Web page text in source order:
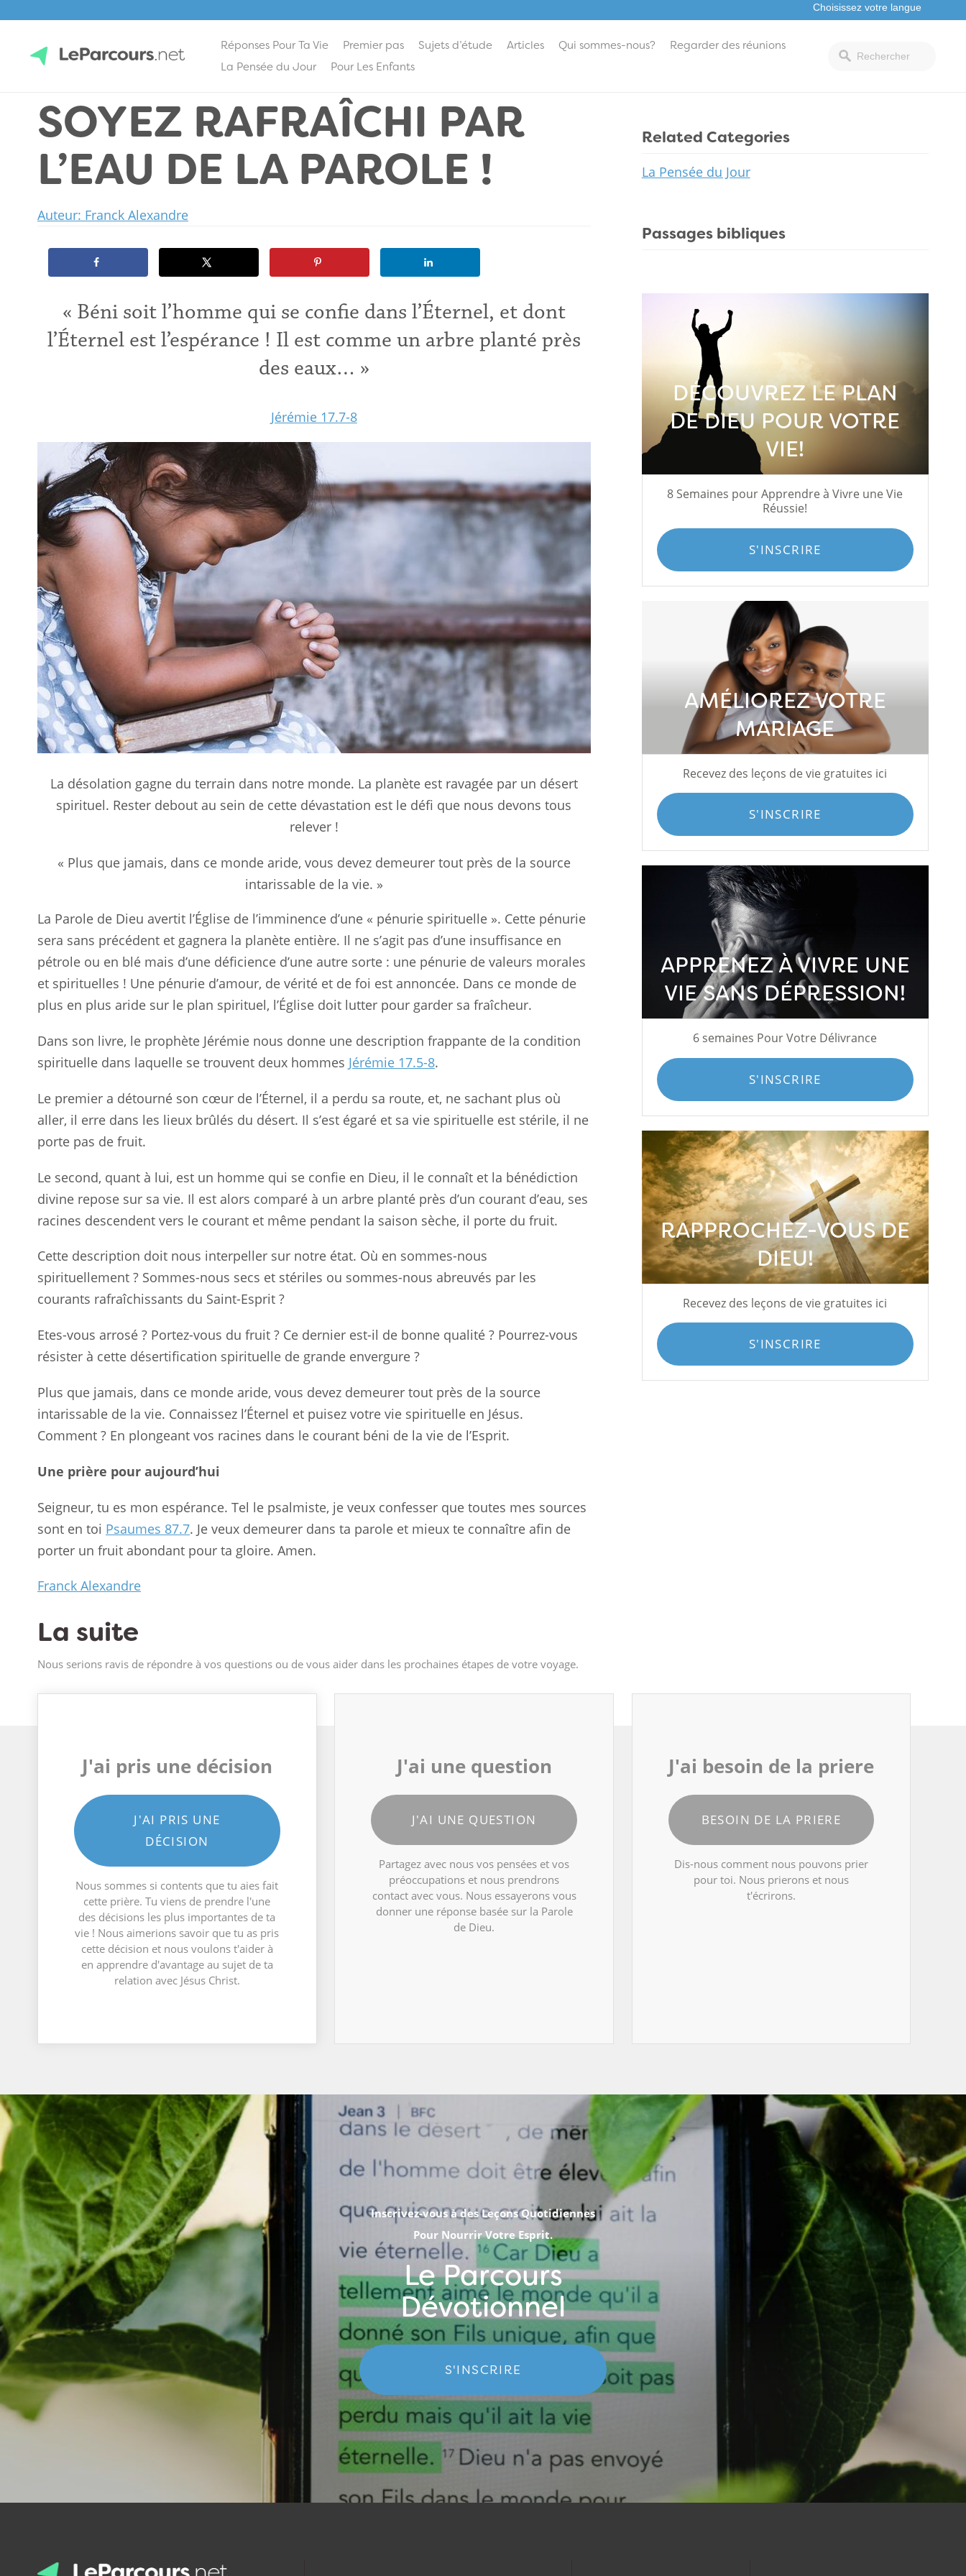
contentLeParcours.net
Réponses Pour Ta Vie Premier pas Sujets d’étude Articles Qui sommes-nous?
Regarder des réunions
La Pensée du Jour
Pour Les Enfants
SOYEZ RAFRAÎCHI PAR
L’EAU DE LA PAROLE !
Auteur: Franck Alexandre
« Béni soit l’homme qui se confie dans l’Éternel, et dont
l’Éternel est l’espérance ! Il est comme un arbre planté près
des eaux… »
Jérémie 17.7-8
La désolation gagne du terrain dans notre monde. La planète est ravagée par un désert
spirituel. Rester debout au sein de cette dévastation est le défi que nous devons tous
relever !
« Plus que jamais, dans ce monde aride, vous devez demeurer tout près de la source
intarissable de la vie. »
La Parole de Dieu avertit l’Église de l’imminence d’une « pénurie spirituelle ». Cette pénurie
sera sans précédent et gagnera la planète entière. Il ne s’agit pas d’une insuffisance en
pétrole ou en blé mais d’une déficience d’une autre sorte : une pénurie de valeurs morales
et spirituelles ! Une pénurie d’amour, de vérité et de foi est annoncée. Dans ce monde de
plus en plus aride sur le plan spirituel, l’Église doit lutter pour garder sa fraîcheur.
Dans son livre, le prophète Jérémie nous donne une description frappante de la condition
spirituelle dans laquelle se trouvent deux hommes Jérémie 17.5-8.
Le premier a détourné son cœur de l’Éternel, il a perdu sa route, et, ne sachant plus où
aller, il erre dans les lieux brûlés du désert. Il s’est égaré et sa vie spirituelle est stérile, il ne
porte pas de fruit.
Le second, quant à lui, est un homme qui se confie en Dieu, il le connaît et la bénédiction
divine repose sur sa vie. Il est alors comparé à un arbre planté près d’un courant d’eau, ses
racines descendent vers le courant et même pendant la saison sèche, il porte du fruit.
Cette description doit nous interpeller sur notre état. Où en sommes-nous
spirituellement ? Sommes-nous secs et stériles ou sommes-nous abreuvés par les
courants rafraîchissants du Saint-Esprit ?
Etes-vous arrosé ? Portez-vous du fruit ? Ce dernier est-il de bonne qualité ? Pourrez-vous
résister à cette désertification spirituelle de grande envergure ?
Plus que jamais, dans ce monde aride, vous devez demeurer tout près de la source
intarissable de la vie. Connaissez l’Éternel et puisez votre vie spirituelle en Jésus.
Comment ? En plongeant vos racines dans le courant béni de la vie de l’Esprit.
Une prière pour aujourd’hui
Seigneur, tu es mon espérance. Tel le psalmiste, je veux confesser que toutes mes sources
sont en toi Psaumes 87.7. Je veux demeurer dans ta parole et mieux te connaître afin de
porter un fruit abondant pour ta gloire. Amen.
Franck Alexandre
Related Categories
La Pensée du Jour
Passages bibliques
DÉCOUVREZ LE PLAN
DE DIEU POUR VOTRE
VIE!
8 Semaines pour Apprendre à Vivre une Vie
Réussie!
S'INSCRIRE
AMÉLIOREZ VOTRE
MARIAGE
Recevez des leçons de vie gratuites ici
S'INSCRIRE
APPRENEZ À VIVRE UNE
VIE SANS DÉPRESSION!
6 semaines Pour Votre Délivrance
S'INSCRIRE
RAPPROCHEZ-VOUS DE
DIEU!
Recevez des leçons de vie gratuites ici
S'INSCRIRE
La suite
Nous serions ravis de répondre à vos questions ou de vous aider dans les prochaines étapes de votre voyage.
J'ai pris une décision
J'AI PRIS UNE
DÉCISION
Nous sommes si contents que tu aies fait
cette prière. Tu viens de prendre l'une
des décisions les plus importantes de ta
vie ! Nous aimerions savoir que tu as pris
cette décision et nous voulons t'aider à
en apprendre d'avantage au sujet de ta
relation avec Jésus Christ.
J'ai une question
J'AI UNE QUESTION
Partagez avec nous vos pensées et vos
préoccupations et nous prendrons
contact avec vous. Nous essayerons vous
donner une réponse basée sur la Parole
de Dieu.
J'ai besoin de la priere
BESOIN DE LA PRIERE
Dis-nous comment nous pouvons prier
pour toi. Nous prierons et nous
t'écrirons.
Inscrivez-vous à des Leçons Quotidiennes
Pour Nourrir Votre Esprit.
Le Parcours
Dévotionnel
S'INSCRIRE